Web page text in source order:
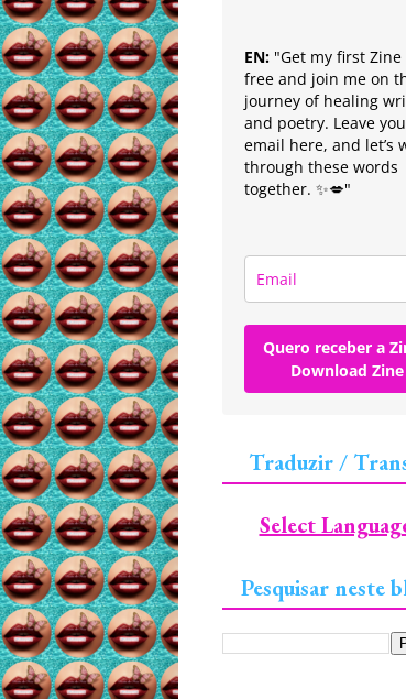
EN: "Get my first
free and join me on
journey of healing
and poetry. Leave
email here, and let’s
through these words
together. ✨💋"
Quero receber a
Download Zine
Traduzir /
Select
Pesquisar neste